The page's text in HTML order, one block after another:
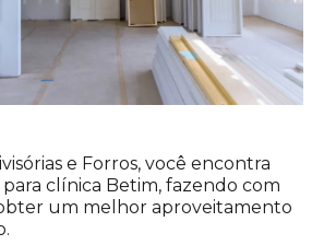
e Forros, você encontra
clínica Betim, fazendo com
um melhor aproveitamento